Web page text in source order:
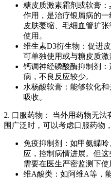
糖皮质激素霜剂或软膏
作用，是治疗银屑病的
皮肤萎缩、毛细血管扩
使用。
维生素D3衍生物：促进
可单独使用或与糖皮质激
钙调神经磷酸酶抑制剂
病，不良反应较少。
水杨酸软膏：能够软化
吸收。
2. 口服药物： 当外用药物无
围广泛时，可以考虑口服药物
免疫抑制剂：如甲氨蝶
应，控制病情进展。但
需要在医生严密监测下使
维A酸类：如阿维A等，